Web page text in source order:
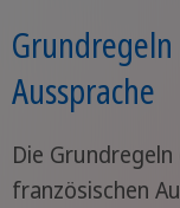
Aussprache
Die Grundregeln
französischen